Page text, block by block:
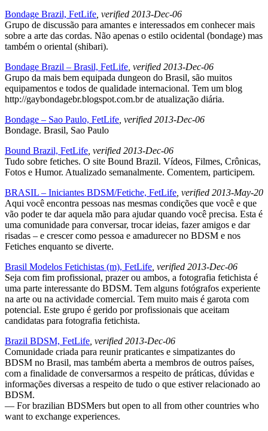
Bondage Brazil, FetLife , verified 2013-Dec-06
Grupo de discussão para amantes e interessados em conhecer mais
sobre a arte das cordas. Não apenas o estilo ocidental (bondage) mas
também o oriental (shibari).
Bondage Brazil – Brasil, FetLife , verified 2013-Dec-06
Grupo da mais bem equipada dungeon do Brasil, são muitos
equipamentos e todos de qualidade internacional. Tem um blog
http://gaybondagebr.blogspot.com.br de atualização diária.
Bondage – Sao Paulo, FetLife , verified 2013-Dec-06
Bondage. Brasil, Sao Paulo
Bound Brazil, FetLife , verified 2013-Dec-06
Tudo sobre fetiches. O site Bound Brazil. Vídeos, Filmes, Crônicas,
Fotos e Humor. Atualizado semanalmente. Comentem, participem.
BRASIL – Iniciantes BDSM/Fetiche, FetLife , verified 2013-May-20
Aqui você encontra pessoas nas mesmas condições que você e que
vão poder te dar aquela mão para ajudar quando você precisa. Esta é
uma comunidade para conversar, trocar ideias, fazer amigos e dar
risadas – e crescer como pessoa e amadurecer no BDSM e nos
Fetiches enquanto se diverte.
Brasil Modelos Fetichistas (m), FetLife , verified 2013-Dec-06
Seja com fim profissional, prazer ou ambos, a fotografia fetichista é
uma parte interessante do BDSM. Tem alguns fotógrafos experiente
na arte ou na actividade comercial. Tem muito mais é garota com
potencial. Este grupo é gerido por profissionais que aceitam
candidatas para fotografia fetichista.
Brazil BDSM, FetLife , verified 2013-Dec-06
Comunidade criada para reunir praticantes e simpatizantes do
BDSM no Brasil, mas também aberta a membros de outros países,
com a finalidade de conversarmos a respeito de práticas, dúvidas e
informações diversas a respeito de tudo o que estiver relacionado ao
BDSM.
— For brazilian BDSMers but open to all from other countries who
want to exchange experiences.